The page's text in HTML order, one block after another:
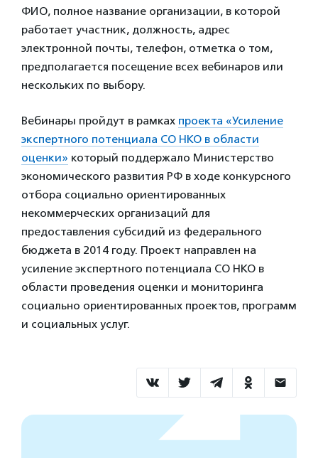
ФИО, полное название организации, в которой
работает участник, должность, адрес
электронной почты, телефон, отметка о том,
предполагается посещение всех вебинаров или
нескольких по выбору.
Вебинары пройдут в рамках проекта «Усиление
экспертного потенциала СО НКО в области
оценки» который поддержало Министерство
экономического развития РФ в ходе конкурсного
отбора социально ориентированных
некоммерческих организаций для
предоставления субсидий из федерального
бюджета в 2014 году. Проект направлен на
усиление экспертного потенциала СО НКО в
области проведения оценки и мониторинга
социально ориентированных проектов, программ
и социальных услуг.